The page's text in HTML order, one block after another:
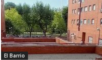
El Barrio